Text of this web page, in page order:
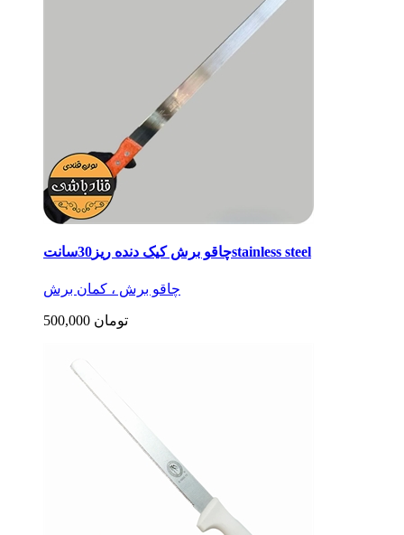
چاقو برش کیک دنده ریز30سانتstainless steel
چاقو برش ، کمان برش
500,000 تومان